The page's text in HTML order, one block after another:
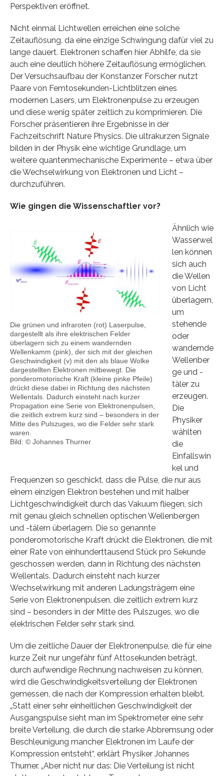
Perspektiven eröffnet.
Nicht einmal Lichtwellen erreichen eine solche
Zeitauflösung, da eine einzige Schwingung dafür viel zu
lange dauert. Elektronen schaffen hier Abhilfe, da sie
auch eine deutlich höhere Zeitauflösung ermöglichen.
Der Versuchsaufbau der Konstanzer Forscher nutzt
Paare von Femtosekunden-Lichtblitzen eines
modernen Lasers, um Elektronenpulse zu erzeugen
und diese wenig später zeitlich zu komprimieren. Die
Forscher präsentieren ihre Ergebnisse in der
Fachzeitschrift Nature Physics. Die ultrakurzen Signale
bilden in der Physik eine wichtige Grundlage, um
weitere quantenmechanische Experimente – etwa über
die Wechselwirkung von Elektronen und Licht –
durchzuführen.
Wie gingen die Wissenschaftler vor?
Die grünen und infraroten (rot) Laserpulse,
dargestellt als ihre elektrischen Felder
überlagern sich zu einem wandernden
Wellenkamm (pink), der sich mit der gleichen
Geschwindigkeit (v) mit den als blaue Wolke
dargestellten Elektronen mitbewegt. Die
ponderomotorische Kraft (kleine pinke Pfeile)
drückt diese dabei in Richtung des nächsten
Wellentals. Dadurch einsteht nach kurzer
Propagation eine Serie von Elektronenpulsen,
die zeitlich extrem kurz sind – besonders in der
Mitte des Pulszuges, wo die Felder sehr stark
waren.
Bild: © Johannes Thurner
Ähnlich wie
Wasserwel
len können
sich auch
die Wellen
von Licht
überlagern,
um
stehende
oder
wandernde
Wellenber
ge und -
täler zu
erzeugen.
Die
Physiker
wählten
die
Einfallswin
kel und
Frequenzen so geschickt, dass die Pulse, die nur aus
einem einzigen Elektron bestehen und mit halber
Lichtgeschwindigkeit durch das Vakuum fliegen, sich
mit genau gleich schnellen optischen Wellenbergen
und -tälern überlagern. Die so genannte
ponderomotorische Kraft drückt die Elektronen, die mit
einer Rate von einhunderttausend Stück pro Sekunde
geschossen werden, dann in Richtung des nächsten
Wellentals. Dadurch einsteht nach kurzer
Wechselwirkung mit anderen Ladungsträgern eine
Serie von Elektronenpulsen, die zeitlich extrem kurz
sind – besonders in der Mitte des Pulszuges, wo die
elektrischen Felder sehr stark sind.
Um die zeitliche Dauer der Elektronenpulse, die für eine
kurze Zeit nur ungefähr fünf Attosekunden beträgt,
durch aufwendige Rechnung nachweisen zu können,
wird die Geschwindigkeitsverteilung der Elektronen
gemessen, die nach der Kompression erhalten bleibt.
„Statt einer sehr einheitlichen Geschwindigkeit der
Ausgangspulse sieht man im Spektrometer eine sehr
breite Verteilung, die durch die starke Abbremsung oder
Beschleunigung mancher Elektronen im Laufe der
Kompression entsteht“, erklärt Physiker Johannes
Thurner. „Aber nicht nur das: Die Verteilung ist nicht